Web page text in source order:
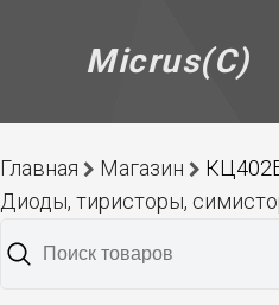
Micrus(C)
Главная Магазин
Диоды, тиристоры,